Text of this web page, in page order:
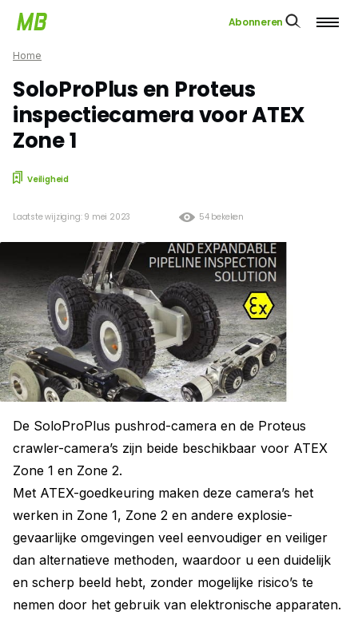
Abonneren
Home
SoloProPlus en Proteus
inspectiecamera voor ATEX
Zone 1
Veiligheid
54 bekeken
Laatste wijziging: 9 mei 2023
De SoloProPlus pushrod-camera en de Proteus
crawler-camera’s zijn beide beschikbaar voor ATEX
Zone 1 en Zone 2.
Met ATEX-goedkeuring maken deze camera’s het
werken in Zone 1, Zone 2 en andere explosie-
gevaarlijke omgevingen veel eenvoudiger en veiliger
dan alternatieve methoden, waardoor u een duidelijk
en scherp beeld hebt, zonder mogelijke risico’s te
nemen door het gebruik van elektronische apparaten.